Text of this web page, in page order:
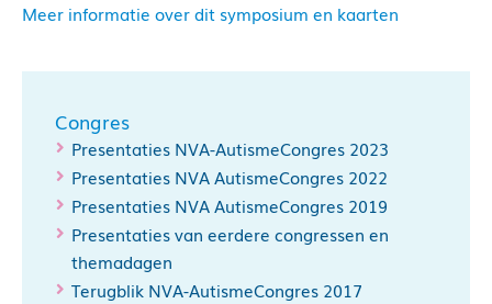
Meer informatie over dit symposium en kaarten
Congres
Presentaties NVA-AutismeCongres 2023
Presentaties NVA AutismeCongres 2022
Presentaties NVA AutismeCongres 2019
Presentaties van eerdere congressen en
themadagen
Terugblik NVA-AutismeCongres 2017